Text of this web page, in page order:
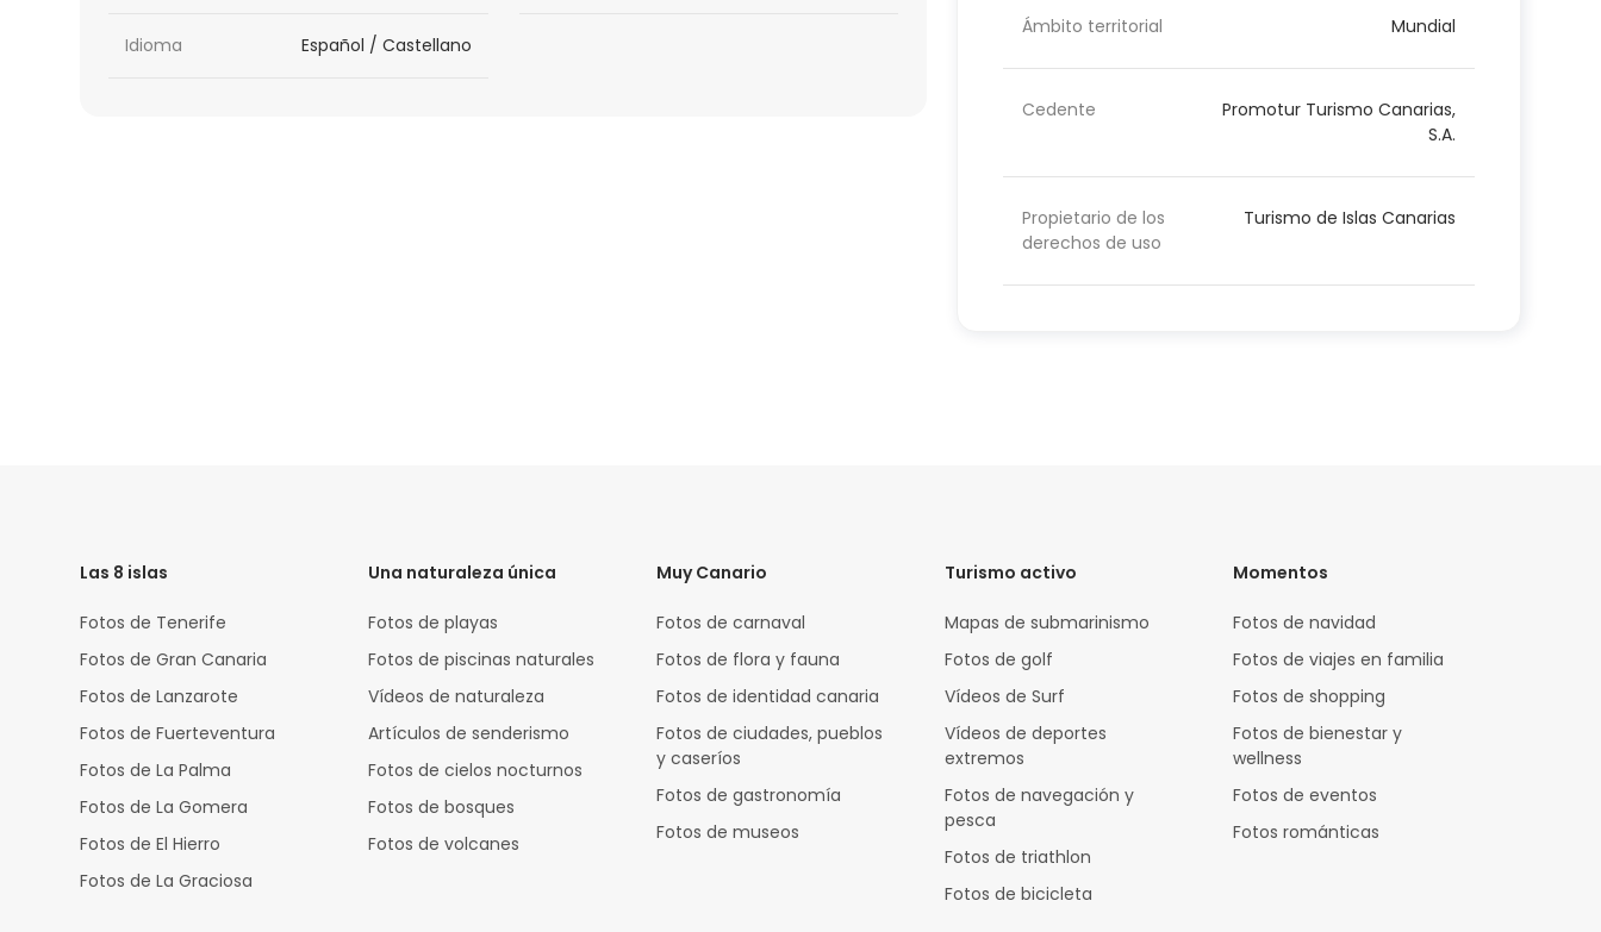
Idioma Español / Castellano
Ámbito territorial Mundial
Cedente
Promotur Turismo Canarias,
S.A.
Propietario de los
derechos de uso
Turismo de Islas Canarias
Las 8 islas
Fotos de Tenerife
Fotos de Gran Canaria
Fotos de Lanzarote
Fotos de Fuerteventura
Fotos de La Palma
Fotos de La Gomera
Fotos de El Hierro
Fotos de La Graciosa
Una naturaleza única
Fotos de playas
Fotos de piscinas naturales
Vídeos de naturaleza
Artículos de senderismo
Fotos de cielos nocturnos
Fotos de bosques
Fotos de volcanes
Muy Canario
Fotos de carnaval
Fotos de flora y fauna
Fotos de identidad canaria
Fotos de ciudades, pueblos
y caseríos
Fotos de gastronomía
Fotos de museos
Turismo activo
Mapas de submarinismo
Fotos de golf
Vídeos de Surf
Vídeos de deportes
extremos
Fotos de navegación y
pesca
Fotos de triathlon
Fotos de bicicleta
Momentos
Fotos de navidad
Fotos de viajes en familia
Fotos de shopping
Fotos de bienestar y
wellness
Fotos de eventos
Fotos románticas